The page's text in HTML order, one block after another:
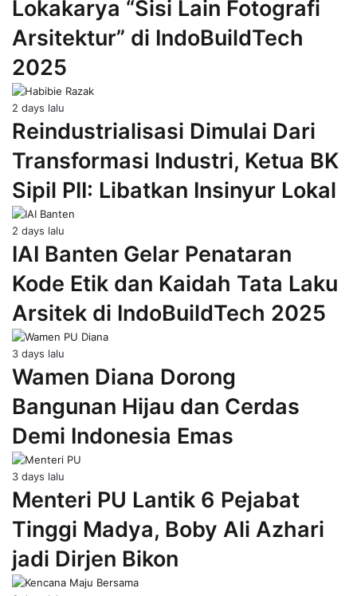
Lokakarya “Sisi Lain Fotografi
Arsitektur” di IndoBuildTech
2025
2 days lalu
Reindustrialisasi Dimulai Dari
Transformasi Industri, Ketua BK
Sipil PII: Libatkan Insinyur Lokal
2 days lalu
IAI Banten Gelar Penataran
Kode Etik dan Kaidah Tata Laku
Arsitek di IndoBuildTech 2025
3 days lalu
Wamen Diana Dorong
Bangunan Hijau dan Cerdas
Demi Indonesia Emas
3 days lalu
Menteri PU Lantik 6 Pejabat
Tinggi Madya, Boby Ali Azhari
jadi Dirjen Bikon